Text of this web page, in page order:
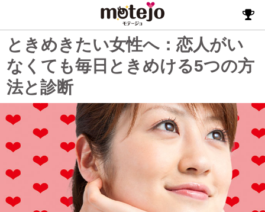
ときめきたい女性へ：恋人がい
なくても毎日ときめける5つの方
法と診断